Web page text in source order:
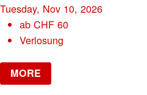
Tuesday, Nov 10, 2026
abCHF 60
Verlosung
MORE